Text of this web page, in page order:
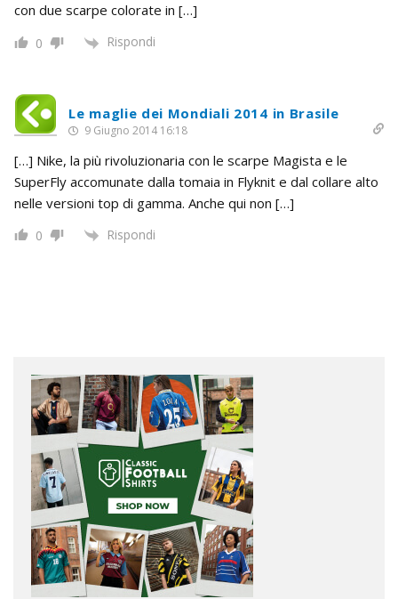
con due scarpe colorate in […]
0 Rispondi
Le maglie dei Mondiali 2014 in Brasile
9 Giugno 2014 16:18
[…] Nike, la più rivoluzionaria con le scarpe Magista e le
SuperFly accomunate dalla tomaia in Flyknit e dal collare alto
nelle versioni top di gamma. Anche qui non […]
0 Rispondi